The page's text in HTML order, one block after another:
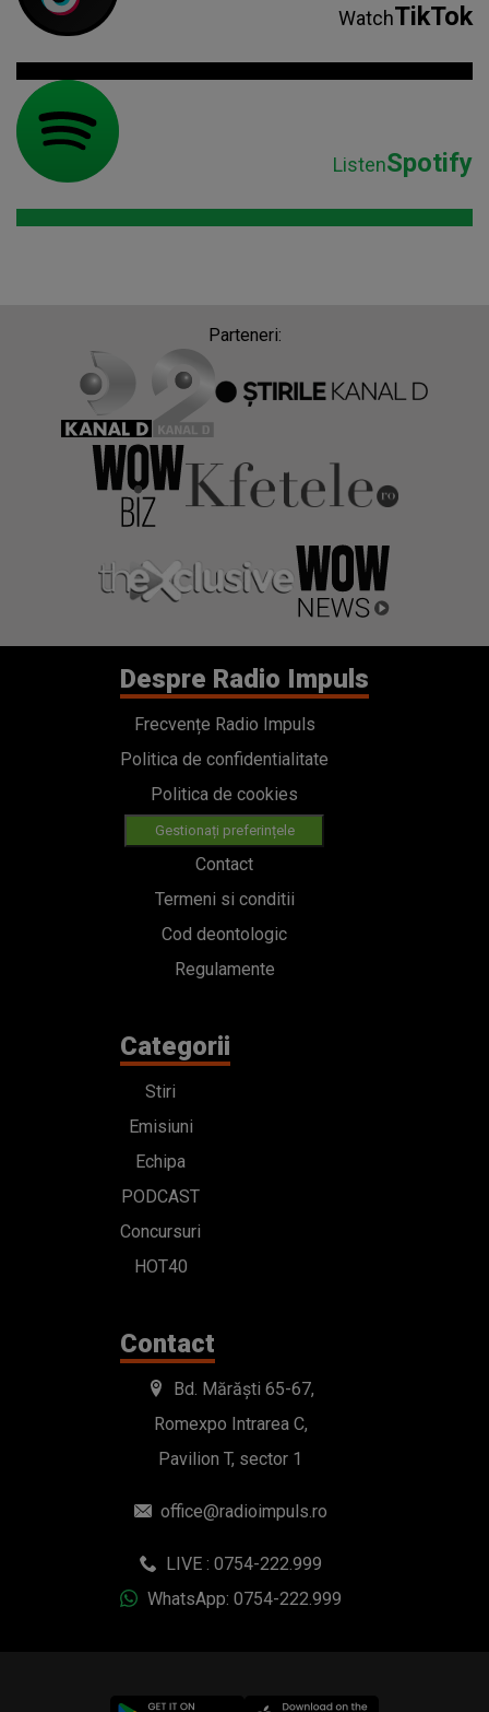
WatchTikTok
ListenSpotify
Parteneri:
Despre Radio Impuls
Frecvențe Radio Impuls
Politica de confidentialitate
Politica de cookies
Gestionați preferințele
Contact
Termeni si conditii
Cod deontologic
Regulamente
Categorii
Stiri
Emisiuni
Echipa
PODCAST
Concursuri
HOT40
Contact
Bd. Mărăști 65-67,
Romexpo Intrarea C,
Pavilion T, sector 1
office@radioimpuls.ro
LIVE : 0754-222.999
WhatsApp: 0754-222.999